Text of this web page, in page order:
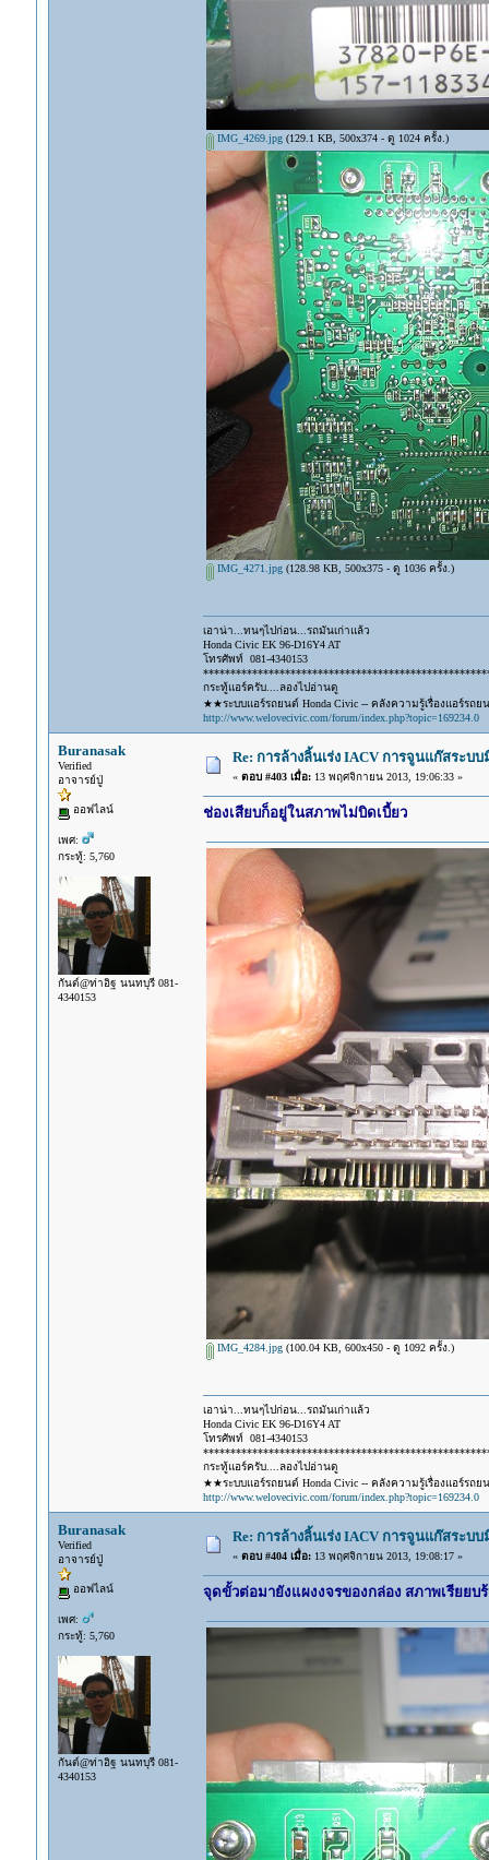
IMG_4269.jpg(129.1 KB, 500x374 - ดู 1024 ครั้ง.)
IMG_4271.jpg(128.98 KB, 500x375 - ดู 1036 ครั้ง.)
เอาน่า...ทนๆไปก่อน...รถมันเก่าแล้ว
Honda Civic EK 96-D16Y4 AT
โทรศัพท์ 081-4340153
กระทู้แอร์ครับ....ลองไปอ่านดู
★★ระบบแอร์รถยนต์ Honda Civic -- คลังความรู้เรื่องแอร์รถ
http://www.welovecivic.com/forum/index.php?topic=169234.0
Buranasak
Verified
อาจารย์ปู่
ออฟไลน์
เพศ:
กระทู้: 5,760
กันต์@ท่าอิฐ นนทบุรี 081-
4340153
Re: การล้างลิ้นเร่ง IACV การจูนแก๊สระ
« ตอบ #403 เมื่อ:13 พฤศจิกายน 2013, 19:06:33 »
ช่องเสียบก็อยู่ในสภาพไม่บิดเบี้ยว
IMG_4284.jpg(100.04 KB, 600x450 - ดู 1092 ครั้ง.)
เอาน่า...ทนๆไปก่อน...รถมันเก่าแล้ว
Honda Civic EK 96-D16Y4 AT
โทรศัพท์ 081-4340153
กระทู้แอร์ครับ....ลองไปอ่านดู
★★ระบบแอร์รถยนต์ Honda Civic -- คลังความรู้เรื่องแอร์รถ
http://www.welovecivic.com/forum/index.php?topic=169234.0
Buranasak
Verified
อาจารย์ปู่
ออฟไลน์
เพศ:
กระทู้: 5,760
กันต์@ท่าอิฐ นนทบุรี 081-
4340153
Re: การล้างลิ้นเร่ง IACV การจูนแก๊สระ
« ตอบ #404 เมื่อ:13 พฤศจิกายน 2013, 19:08:17 »
จุดขั้วต่อมายังแผงงจรของกล่อง สภาพเรียย